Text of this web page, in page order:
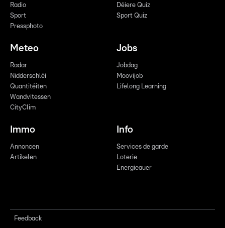
Radio
Sport
Pressphoto
Déiere Quiz
Sport Quiz
Meteo
Radar
Nidderschléi
Quantitéiten
Wandvitessen
CityClim
Jobs
Jobdag
Moovijob
Lifelong Learning
Immo
Annoncen
Artikelen
Info
Services de garde
Loterie
Energieauer
Feedback